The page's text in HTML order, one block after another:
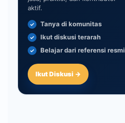
aktif.
Tanya di komunitas
Ikut diskusi terarah
Belajar dari referensi resmi
Ikut Diskusi →